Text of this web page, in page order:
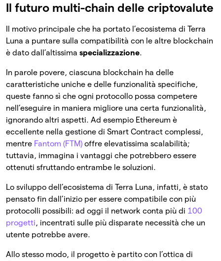
Il futuro multi-chain delle criptovalute
Il motivo principale che ha portato l’ecosistema di Terra
Luna a puntare sulla compatibilità con le altre blockchain
è dato dall’altissima specializzazione.
In parole povere, ciascuna blockchain ha delle
caratteristiche uniche e delle funzionalità specifiche,
queste fanno sì che ogni protocollo possa competere
nell’eseguire in maniera migliore una certa funzionalità,
ignorando altri aspetti. Ad esempio Ethereum è
eccellente nella gestione di Smart Contract complessi,
mentre Fantom (FTM) offre elevatissima scalabilità;
tuttavia, immagina i vantaggi che potrebbero essere
ottenuti sfruttando entrambe le soluzioni.
Lo sviluppo dell’ecosistema di Terra Luna, infatti, è stato
pensato fin dall’inizio per essere compatibile con più
protocolli possibili: ad oggi il network conta più di 100
progetti, incentrati sulle più disparate necessità che un
utente potrebbe avere.
Allo stesso modo, il progetto è partito con l’ottica di